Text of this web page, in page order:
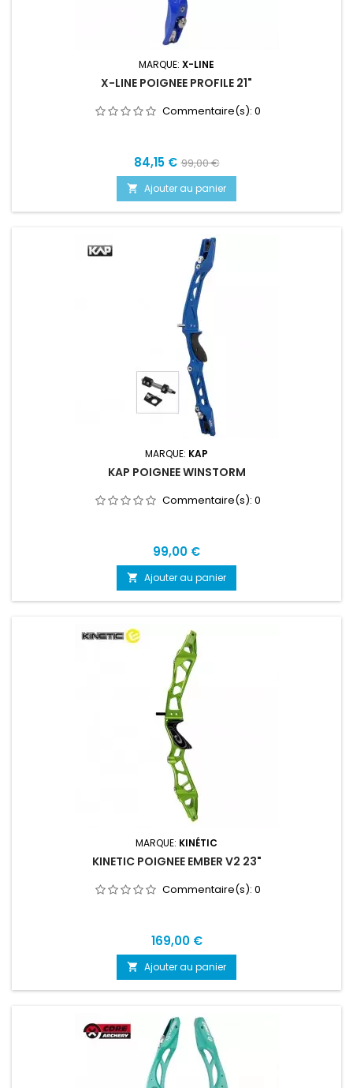
MARQUE: X-LINE
X-LINE POIGNEE PROFILE 21"
Commentaire(s): 0
Prix
84,15 € Prix
base
99,00 €
 Ajouter au panier
MARQUE: KAP
KAP POIGNEE WINSTORM
Commentaire(s): 0
Prix
99,00 €
 Ajouter au panier
MARQUE: KINÉTIC
KINETIC POIGNEE EMBER V2 23"
Commentaire(s): 0
Prix
169,00 €
 Ajouter au panier